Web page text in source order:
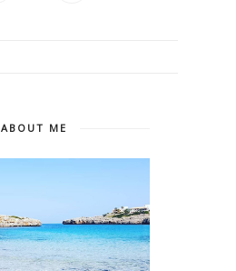
ABOUT ME